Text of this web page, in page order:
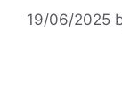
19/06/2025